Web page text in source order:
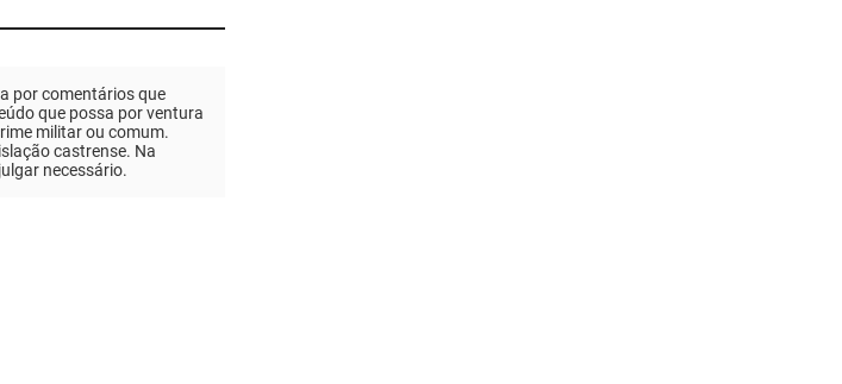
por comentários que
que possa por ventura
militar ou comum.
castrense. Na
necessário.